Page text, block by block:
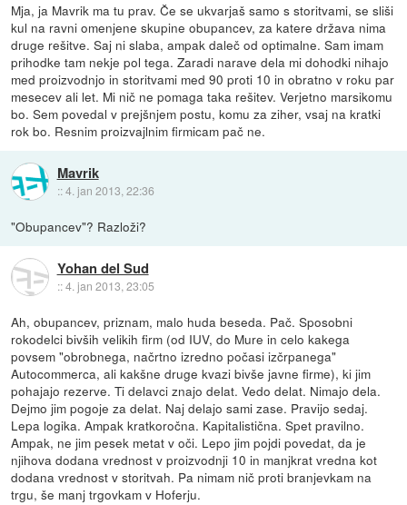
Mja, ja Mavrik ma tu prav. Če se ukvarjaš samo s storitvami, se sliši
kul na ravni omenjene skupine obupancev, za katere država nima
druge rešitve. Saj ni slaba, ampak daleč od optimalne. Sam imam
prihodke tam nekje pol tega. Zaradi narave dela mi dohodki nihajo
med proizvodnjo in storitvami med 90 proti 10 in obratno v roku par
mesecev ali let. Mi nič ne pomaga taka rešitev. Verjetno marsikomu
bo. Sem povedal v prejšnjem postu, komu za ziher, vsaj na kratki
rok bo. Resnim proizvajlnim firmicam pač ne.
Mavrik
::4. jan 2013, 22:36
"Obupancev"? Razloži?
Yohan del Sud
::4. jan 2013, 23:05
Ah, obupancev, priznam, malo huda beseda. Pač. Sposobni
rokodelci bivših velikih firm (od IUV, do Mure in celo kakega
povsem "obrobnega, načrtno izredno počasi izčrpanega"
Autocommerca, ali kakšne druge kvazi bivše javne firme), ki jim
pohajajo rezerve. Ti delavci znajo delat. Vedo delat. Nimajo dela.
Dejmo jim pogoje za delat. Naj delajo sami zase. Pravijo sedaj.
Lepa logika. Ampak kratkoročna. Kapitalistična. Spet pravilno.
Ampak, ne jim pesek metat v oči. Lepo jim pojdi povedat, da je
njihova dodana vrednost v proizvodnji 10 in manjkrat vredna kot
dodana vrednost v storitvah. Pa nimam nič proti branjevkam na
trgu, še manj trgovkam v Hoferju.